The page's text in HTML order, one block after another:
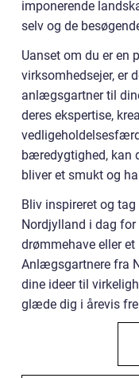
imponerende
selv og de
Uanset om du er en
virksomhedsejer, er
anlægsgartner til
deres ekspertise,
bæredygtighed, kan
bliver et smukt og
Bliv inspireret og
Nordjylland i dag
drømmehave eller
Anlægsgartnere fra
dine ideer til
glæde dig i årevis